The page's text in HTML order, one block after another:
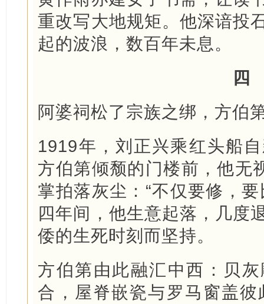
重改写大地规矩。他深谙投
起的波浪，数百年未息。
四
阿婆祠松了宗族之绑，方伯
1919年，刘正兴乘红头船
方伯第倾颓的门楼前，他无
掌拍落灰尘：“不仅要修，
四年间，他生意起落，几度
倭的生死时刻而坚持。
方伯第由此融汇中西：贝
合，屋脊嵌瓷与罗马窗盖